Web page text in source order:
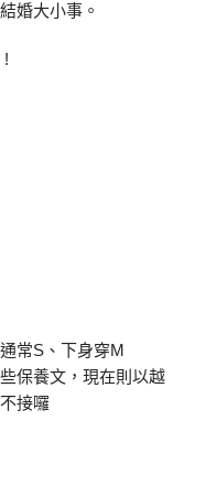
婚大小事。
!
常S、下身穿M
保養文，現在則以越
接囉